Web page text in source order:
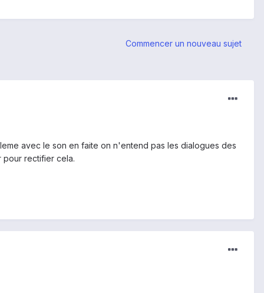
Commencer un nouveau sujet
avec le son en faite on n'entend pas les dialogues des
pour rectifier cela.